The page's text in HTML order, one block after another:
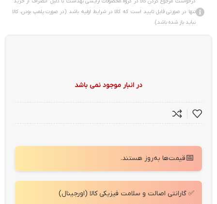
تنها در صورتی قابل تایید است که کالا در شرایط اولیه باشد (در صورت پلمپ بودن، کالا
نباید باز شده باشد).
در انبار موجود نمی باشد
📅قیمت‌ها به‌روز هستند.
✅ گارانتی اصالت و سلامت فیزیکی کالا (اورجینال)